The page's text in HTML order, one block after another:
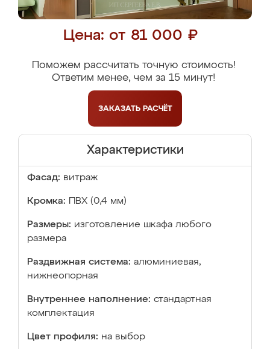
Цена: от 81 000 ₽
Поможем рассчитать точную стоимость!
Ответим менее, чем за 15 минут!
ЗАКАЗАТЬ РАСЧЁТ
Характеристики
Фасад: витраж
Кромка: ПВХ (0,4 мм)
Размеры: изготовление шкафа любого
размера
Раздвижная система: алюминиевая,
нижнеопорная
Внутреннее наполнение: стандартная
комплектация
Цвет профиля: на выбор